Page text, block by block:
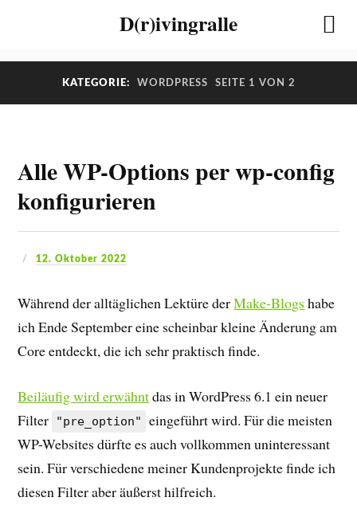
D(r)ivingralle
KATEGORIE: WORDPRESS SEITE 1 VON 2
Alle WP-Options per wp-config
konfigurieren
12. Oktober 2022
Während der alltäglichen Lektüre derMake-Blogshabe
ich Ende September eine scheinbar kleine Änderung am
Core entdeckt, die ich sehr praktisch finde.
Beiläufig wird erwähntdas in WordPress 6.1 ein neuer
Filter
"pre_option"
eingeführt wird. Für die meisten
WP-Websites dürfte es auch vollkommen uninteressant
sein. Für verschiedene meiner Kundenprojekte finde ich
diesen Filter aber äußerst hilfreich.